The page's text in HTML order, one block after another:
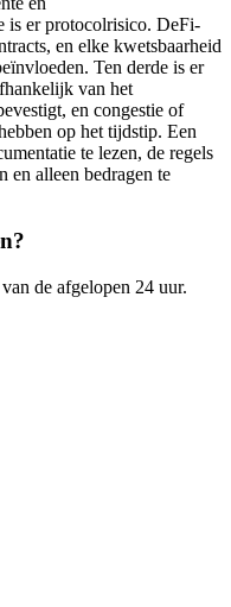
is er protocolrisico. DeFi-
en elke kwetsbaarheid
Ten derde is er
van het
en congestie of
op het tijdstip. Een
te lezen, de regels
en alleen bedragen te
de afgelopen 24 uur.